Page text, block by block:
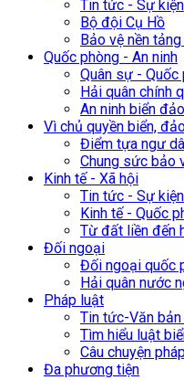
Tin tức - Sự kiện
Bộ đội Cụ Hồ
Bảo vệ nền
Quốc phòng - An ninh
Quân sự - Quốc
Hải quân chính
An ninh biển đảo
Vì chủ quyền biển,
Điểm tựa ngư
Chung sức bảo
Kinh tế - Xã hội
Tin tức - Sự kiện
Kinh tế - Quốc
Từ đất liền đến
Đối ngoại
Đối ngoại quốc
Hải quân nước
Pháp luật
Tin tức-Văn
Tìm hiểu luật
Câu chuyện
Đa phương tiện